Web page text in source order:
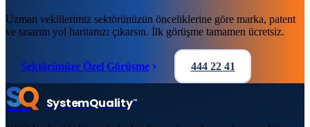
Uzman vekillerimiz sektörünüzün önceliklerine göre marka, patent
ve tasarım yol haritanızı çıkarsın. İlk görüşme tamamen ücretsiz.
Sektörünüze Özel Görüşme 444 22 41
SQ SystemQuality™